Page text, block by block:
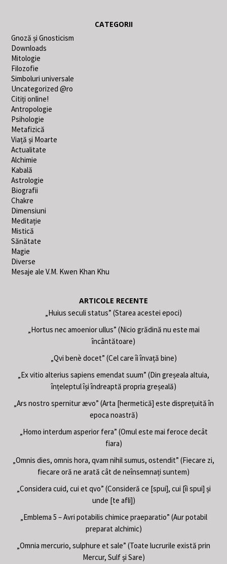
CATEGORII
Gnoză și Gnosticism
Downloads
Mitologie
Filozofie
Simboluri universale
Uncategorized @ro
Citiți online!
Antropologie
Psihologie
Metafizică
Viață și Moarte
Actualitate
Alchimie
Kabală
Astrologie
Biografii
Chakre
Dimensiuni
Meditație
Mistică
Sănătate
Magie
Diverse
Mesaje ale V.M. Kwen Khan Khu
ARTICOLE RECENTE
„Huius seculi status” (Starea acestei epoci)
„Hortus nec amoenior ullus” (Nicio grădină nu este mai
încântătoare)
„Qvi benè docet” (Cel care îi învață bine)
„Ex vitio alterius sapiens emendat suum” (Din greșeala altuia,
înțeleptul își îndreaptă propria greșeală)
„Ars nostro spernitur ævo” (Arta [hermetică] este disprețuită în
epoca noastră)
„Homo interdum asperior fera” (Omul este mai feroce decât
fiara)
„Omnis dies, omnis hora, qvam nihil sumus, ostendit” (Fiecare zi,
fiecare oră ne arată cât de neînsemnați suntem)
„Considera cuid, cui et qvo” (Consideră ce [spui], cui [îi spui] și
unde [te afli])
„Emblema 5 – Avri potabilis chimice praeparatio” (Aur potabil
preparat alchimic)
„Omnia mercurio, sulphure et sale” (Toate lucrurile există prin
Mercur, Sulf și Sare)